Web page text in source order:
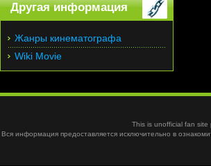
Другая информация
Жанры кинематографа
Wiki Movie
This is unofficial fan
Вся информация предоставляется исключительно в